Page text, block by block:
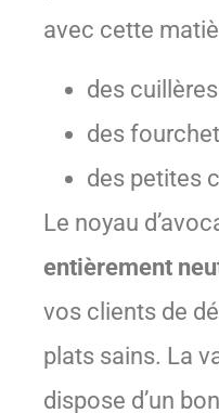
avec cette
des
des
des petites
Le noyau
entièrement
vos clients de
plats sains. La
dispose d’un